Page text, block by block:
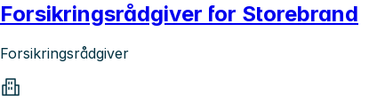
Forsikringsrådgiver for Storebrand
Forsikringsrådgiver